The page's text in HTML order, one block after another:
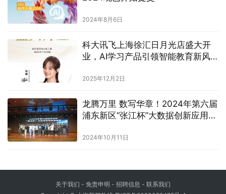
2024年8月6日
科大讯飞上海徐汇日月光店盛大开
业，AI学习产品引领智能教育新风
2025年12月2日
龙腾万里 数写华章！2024年第六届
浦东新区“张江杯”大数据创新应用竞
2024年10月11日
关于我们 - 免责申明 - 招聘信息 - 联系我们